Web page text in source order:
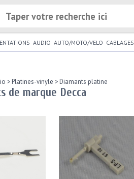
AUDIO AUTO/MOTO/VELO CABLAGES
>Platines-vinyle >Diamants platine
de marque Decca